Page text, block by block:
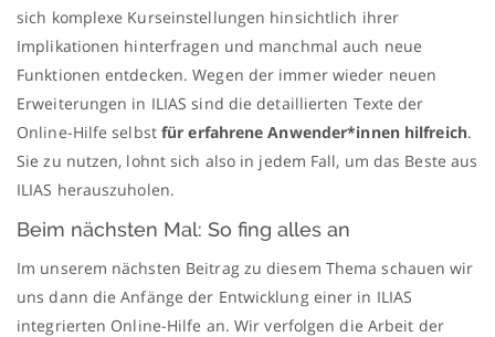
sich komplexe Kurseinstellungen hinsichtlich ihrer
Implikationen hinterfragen und manchmal auch neue
Funktionen entdecken. Wegen der immer wieder neuen
Erweiterungen in ILIAS sind die detaillierten Texte der
Online-Hilfe selbst für erfahrene Anwender*innen hilfreich.
Sie zu nutzen, lohnt sich also in jedem Fall, um das Beste aus
ILIAS herauszuholen.
Beim nächsten Mal: So fing alles an
Im unserem nächsten Beitrag zu diesem Thema schauen wir
uns dann die Anfänge der Entwicklung einer in ILIAS
integrierten Online-Hilfe an. Wir verfolgen die Arbeit der